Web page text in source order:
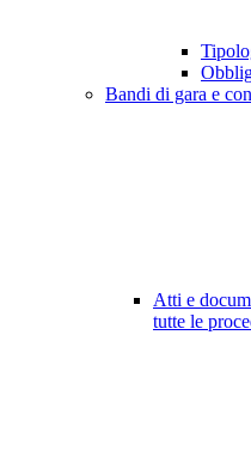
Bandi di gara e
Atti e
tutte le